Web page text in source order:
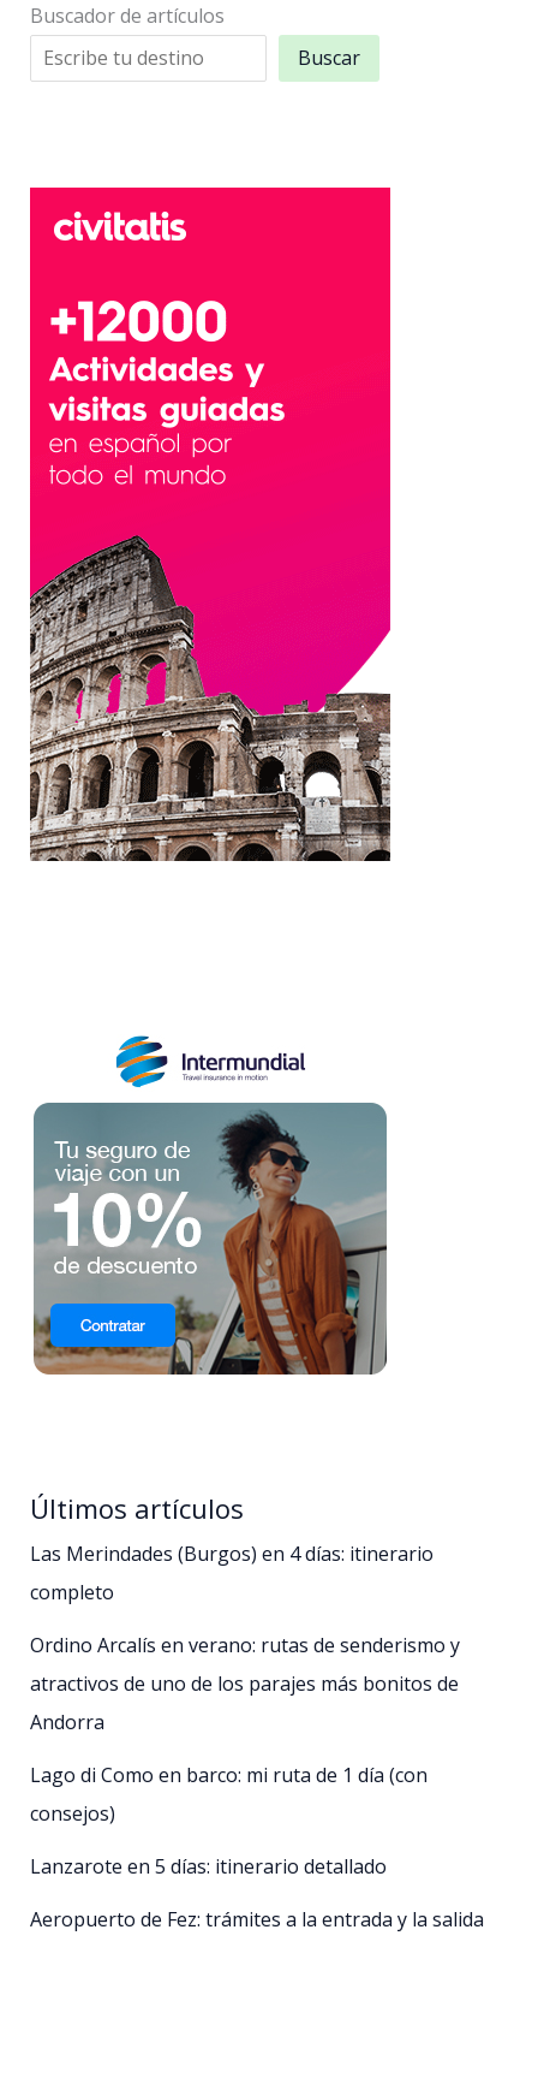
Buscador de artículos
Buscar
Últimos artículos
Las Merindades (Burgos) en 4 días: itinerario
completo
Ordino Arcalís en verano: rutas de senderismo y
atractivos de uno de los parajes más bonitos de
Andorra
Lago di Como en barco: mi ruta de 1 día (con
consejos)
Lanzarote en 5 días: itinerario detallado
Aeropuerto de Fez: trámites a la entrada y la salida